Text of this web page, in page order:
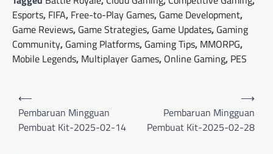
Esports, FIFA, Free-to-Play Games, Game Development,
Game Reviews, Game Strategies, Game Updates, Gaming
Community, Gaming Platforms, Gaming Tips, MMORPG,
Mobile Legends, Multiplayer Games, Online Gaming, PES
Post
navigation
⟵
Pembaruan Mingguan
Pembuat Kit-2025-02-14
Pembaruan Mingguan
Pembuat Kit-2025-02-28
⟶